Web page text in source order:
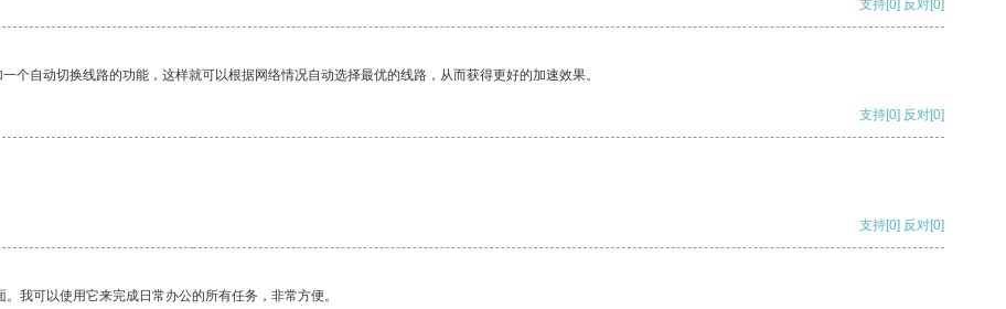
支持[0] 反对[0]
自动切换线路的功能，这样就可以根据网络情况自动选择最优的线路，从而获得更好的加速效果。
支持[0] 反对[0]
支持[0] 反对[0]
我可以使用它来完成日常办公的所有任务，非常方便。